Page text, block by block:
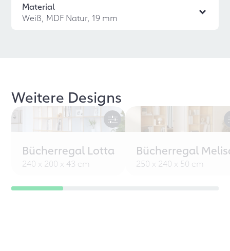
Material
Weiß, MDF Natur, 19 mm
Weitere Designs
Bücherregal Lotta
240 x 200 x 43 cm
Bücherregal
250 x 240 x 50 cm